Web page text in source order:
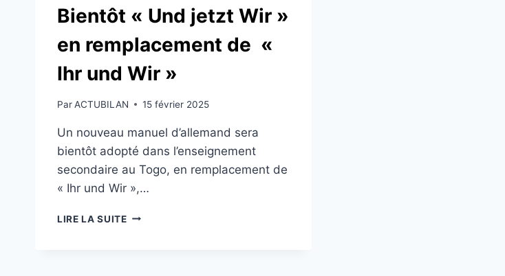
Bientôt « Und jetzt Wir »
en remplacement de «
Ihr und Wir »
ParACTUBILAN 15 février 2025
Un nouveau manuel d’allemand sera
bientôt adopté dans l’enseignement
secondaire au Togo, en remplacement de
« Ihr und Wir »,…
LIRE LA SUITEÉDUCATION